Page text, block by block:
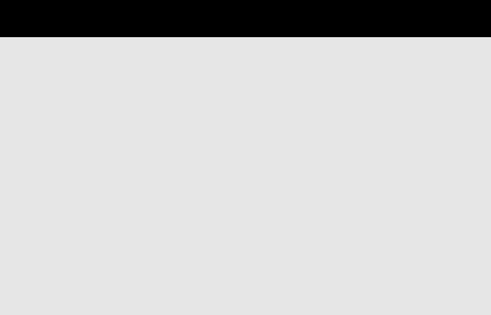
Download
Next
Previous